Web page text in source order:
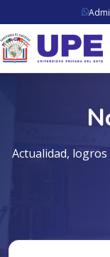
Actualidad, logros